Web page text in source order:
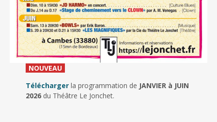
NOUVEAU_
Télécharger la programmation de JANVIER à JUIN
2026du Théâtre Le Jonchet.